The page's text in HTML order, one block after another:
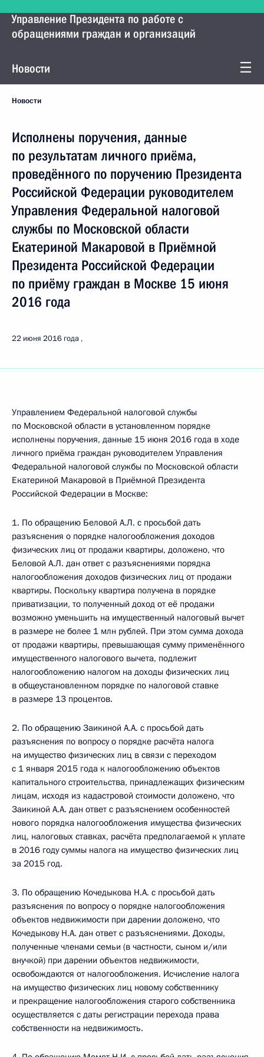
Управление Президента по работе с
обращениями граждан и организаций
Новости
Новости
Исполнены поручения, данные
по результатам личного приёма,
проведённого по поручению Президента
Российской Федерации руководителем
Управления Федеральной налоговой
службы по Московской области
Екатериной Макаровой в Приёмной
Президента Российской Федерации
по приёму граждан в Москве 15 июня
2016 года
22 июня 2016 года
Управлением Федеральной налоговой службы
по Московской области в установленном порядке
исполнены поручения, данные 15 июня 2016 года в ходе
личного приёма граждан руководителем Управления
Федеральной налоговой службы по Московской области
Екатериной Макаровой в Приёмной Президента
Российской Федерации в Москве:
1. По обращению Беловой А.Л. с просьбой дать
разъяснения о порядке налогообложения доходов
физических лиц от продажи квартиры, доложено, что
Беловой А.Л. дан ответ с разъяснениями порядка
налогообложения доходов физических лиц от продажи
квартиры. Поскольку квартира получена в порядке
приватизации, то полученный доход от её продажи
возможно уменьшить на имущественный налоговый вычет
в размере не более 1 млн рублей. При этом сумма дохода
от продажи квартиры, превышающая сумму применённого
имущественного налогового вычета, подлежит
налогообложению налогом на доходы физических лиц
в общеустановленном порядке по налоговой ставке
в размере 13 процентов.
2. По обращению Заикиной А.А. с просьбой дать
разъяснения по вопросу о порядке расчёта налога
на имущество физических лиц в связи с переходом
с 1 января 2015 года к налогообложению объектов
капитального строительства, принадлежащих физическим
лицам, исходя из кадастровой стоимости доложено, что
Заикиной А.А. дан ответ с разъяснением особенностей
нового порядка налогообложения имущества физических
лиц, налоговых ставках, расчёта предполагаемой к уплате
в 2016 году суммы налога на имущество физических лиц
за 2015 год.
3. По обращению Кочедыкова Н.А. с просьбой дать
разъяснения по вопросу о порядке налогообложения
объектов недвижимости при дарении доложено, что
Кочедыкову Н.А. дан ответ с разъяснениями. Доходы,
полученные членами семьи (в частности, сыном и/или
внучкой) при дарении объектов недвижимости,
освобождаются от налогообложения. Исчисление налога
на имущество физических лиц новому собственнику
и прекращение налогообложения старого собственника
осуществляется с даты регистрации перехода права
собственности на недвижимость.